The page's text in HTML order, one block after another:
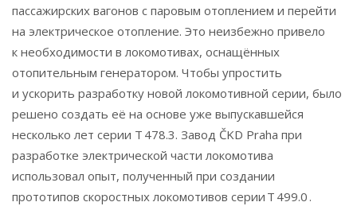
пассажирских вагонов с паровым отоплением и перейти
на электрическое отопление. Это неизбежно привело
к необходимости в локомотивах, оснащённых
отопительным генератором. Чтобы упростить
и ускорить разработку новой локомотивной серии, было
решено создать её на основе уже выпускавшейся
несколько лет серии T 478.3. Завод ČKD Praha при
разработке электрической части локомотива
использовал опыт, полученный при создании
прототипов скоростных локомотивов серии T 499.0 .